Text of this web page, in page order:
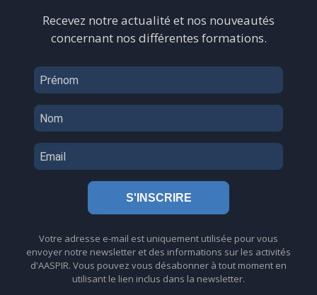
Recevez notre actualité et nos nouveautés
concernant nos différentes formations.
S'INSCRIRE
Votre adresse e-mail est uniquement utilisée pour vous
envoyer notre newsletter et des informations sur les activités
d'AASPIR. Vous pouvez vous désabonner à tout moment en
utilisant le lien inclus dans la newsletter.